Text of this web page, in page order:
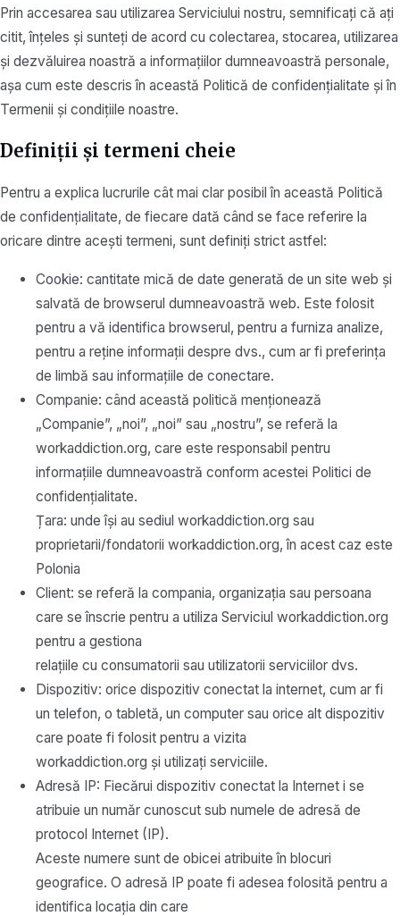
Prin accesarea sau utilizarea Serviciului nostru, semnificați că ați
citit, înțeles și sunteți de acord cu colectarea, stocarea, utilizarea
și dezvăluirea noastră a informațiilor dumneavoastră personale,
așa cum este descris în această Politică de confidențialitate și în
Termenii și condițiile noastre.
Definiții și termeni cheie
Pentru a explica lucrurile cât mai clar posibil în această Politică
de confidențialitate, de fiecare dată când se face referire la
oricare dintre acești termeni, sunt definiți strict astfel:
Cookie: cantitate mică de date generată de un site web și
salvată de browserul dumneavoastră web. Este folosit
pentru a vă identifica browserul, pentru a furniza analize,
pentru a reține informații despre dvs., cum ar fi preferința
de limbă sau informațiile de conectare.
Companie: când această politică menționează
„Companie”, „noi”, „noi” sau „nostru”, se referă la
workaddiction.org, care este responsabil pentru
informațiile dumneavoastră conform acestei Politici de
confidențialitate.
Țara: unde își au sediul workaddiction.org sau
proprietarii/fondatorii workaddiction.org, în acest caz este
Polonia
Client: se referă la compania, organizația sau persoana
care se înscrie pentru a utiliza Serviciul workaddiction.org
pentru a gestiona
relațiile cu consumatorii sau utilizatorii serviciilor dvs.
Dispozitiv: orice dispozitiv conectat la internet, cum ar fi
un telefon, o tabletă, un computer sau orice alt dispozitiv
care poate fi folosit pentru a vizita
workaddiction.org și utilizați serviciile.
Adresă IP: Fiecărui dispozitiv conectat la Internet i se
atribuie un număr cunoscut sub numele de adresă de
protocol Internet (IP).
Aceste numere sunt de obicei atribuite în blocuri
geografice. O adresă IP poate fi adesea folosită pentru a
identifica locația din care